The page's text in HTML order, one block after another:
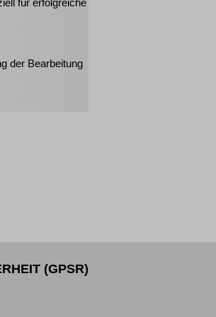
für erfolgreiche
der Bearbeitung
(GPSR)